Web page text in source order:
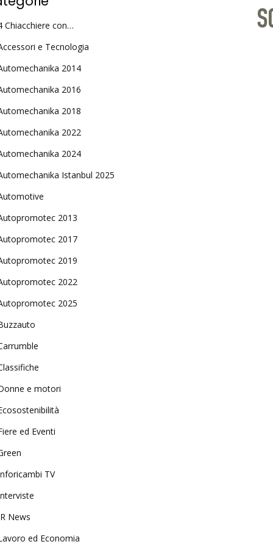
Chiacchiere con…
e Tecnologia
2014
2016
2018
2022
2024
Istanbul 2025
2013
2017
2019
2022
2025
e motori
ed Eventi
TV
News
ed Economia